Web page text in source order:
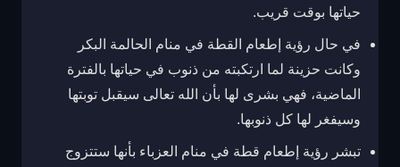
حياتها بوقت قريب.
في حال رؤية إطعام القطة في منام الحالمة البكر
وكانت حزينة لما ارتكبته من ذنوب في حياتها بالفترة
الماضية، فهي بشرى لها بأن الله تعالى سيقبل توبتها
وسيفغر لها كل ذنوبها.
تبشر رؤية إطعام قطة في منام العزباء بأنها ستتزوج